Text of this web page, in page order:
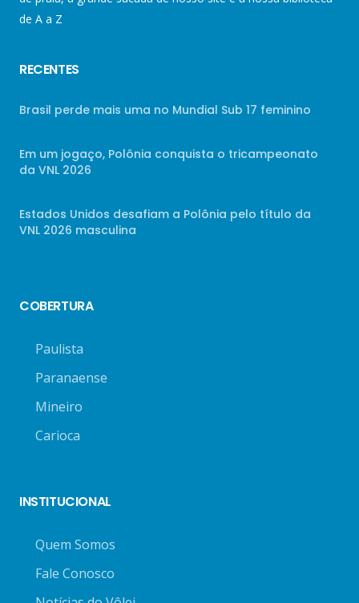
de A a Z
RECENTES
Brasil perde mais uma no Mundial Sub 17 feminino
Em um jogaço, Polônia conquista o tricampeonato
da VNL 2026
Estados Unidos desafiam a Polônia pelo título da
VNL 2026 masculina
COBERTURA
Paulista
Paranaense
Mineiro
Carioca
INSTITUCIONAL
Quem Somos
Fale Conosco